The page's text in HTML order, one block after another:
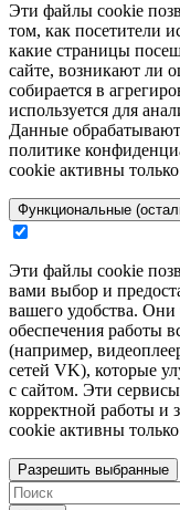
Эти файлы cookie
том, как посетители
какие страницы
сайте, возникают ли
собирается в
используется для
Данные
политике
cookie активны
Функциональные
Эти файлы cookie
вами выбор и
вашего удобства. Они
обеспечения работы
(например,
сетей VK), которые
с сайтом. Эти
корректной работы и
cookie активны
Разрешить выбранные